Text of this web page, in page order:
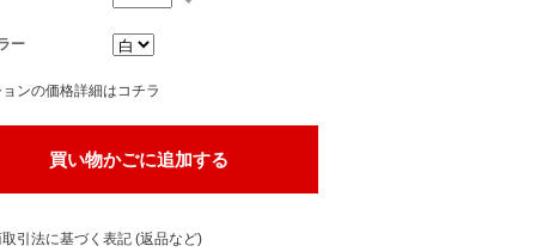
ー
ンの価格詳細はコチラ
引法に基づく表記 (返品など)